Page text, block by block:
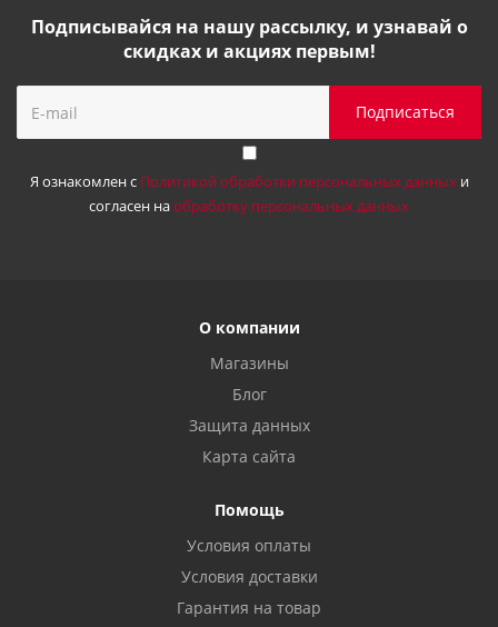
Подписывайся на нашу рассылку, и узнавай о
скидках и акциях первым!
Я ознакомлен с Политикой обработки персональных данныхи
согласен наобработку персональных данных
О компании
Магазины
Блог
Защита данных
Карта сайта
Помощь
Условия оплаты
Условия доставки
Гарантия на товар